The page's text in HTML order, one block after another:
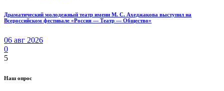
Драматический молодежный театр имени М. С. Ахеджакова выступил на
Всероссийском фестивале «Россия — Театр — Общество»
06 авг 2026
0
5
Наш опрос